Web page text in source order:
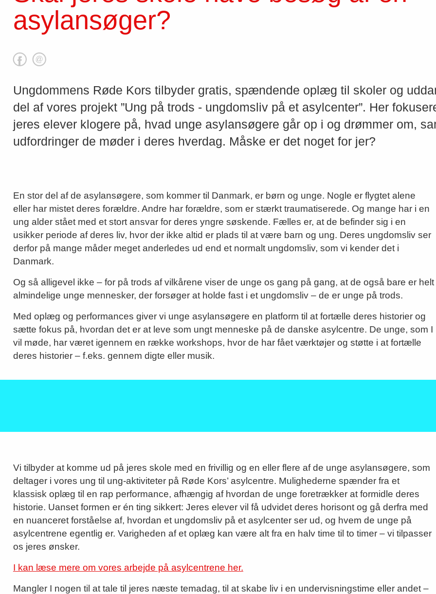
asylansøger?
Ungdommens Røde Kors tilbyder gratis, spændende oplæg til skoler og
del af vores projekt ”Ung på trods - ungdomsliv på et asylcenter”. Her
jeres elever klogere på, hvad unge asylansøgere går op i og drømmer om,
udfordringer de møder i deres hverdag. Måske er det noget for jer?
En stor del af de asylansøgere, som kommer til Danmark, er børn og unge. Nogle er flygtet alene
eller har mistet deres forældre. Andre har forældre, som er stærkt traumatiserede. Og mange har i en
ung alder stået med et stort ansvar for deres yngre søskende. Fælles er, at de befinder sig i en
usikker periode af deres liv, hvor der ikke altid er plads til at være barn og ung. Deres ungdomsliv ser
derfor på mange måder meget anderledes ud end et normalt ungdomsliv, som vi kender det i
Danmark.
Og så alligevel ikke – for på trods af vilkårene viser de unge os gang på gang, at de også bare er helt
almindelige unge mennesker, der forsøger at holde fast i et ungdomsliv – de er unge på trods.
Med oplæg og performances giver vi unge asylansøgere en platform til at fortælle deres historier og
sætte fokus på, hvordan det er at leve som ungt menneske på de danske asylcentre. De unge, som I
vil møde, har været igennem en række workshops, hvor de har fået værktøjer og støtte i at fortælle
deres historier – f.eks. gennem digte eller musik.
Vi tilbyder at komme ud på jeres skole med en frivillig og en eller flere af de unge asylansøgere, som
deltager i vores ung til ung-aktiviteter på Røde Kors’ asylcentre. Mulighederne spænder fra et
klassisk oplæg til en rap performance, afhængig af hvordan de unge foretrækker at formidle deres
historie. Uanset formen er én ting sikkert: Jeres elever vil få udvidet deres horisont og gå derfra med
en nuanceret forståelse af, hvordan et ungdomsliv på et asylcenter ser ud, og hvem de unge på
asylcentrene egentlig er. Varigheden af et oplæg kan være alt fra en halv time til to timer – vi tilpasser
os jeres ønsker.
I kan læse mere om vores arbejde på asylcentrene her.
Mangler I nogen til at tale til jeres næste temadag, til at skabe liv i en undervisningstime eller andet –